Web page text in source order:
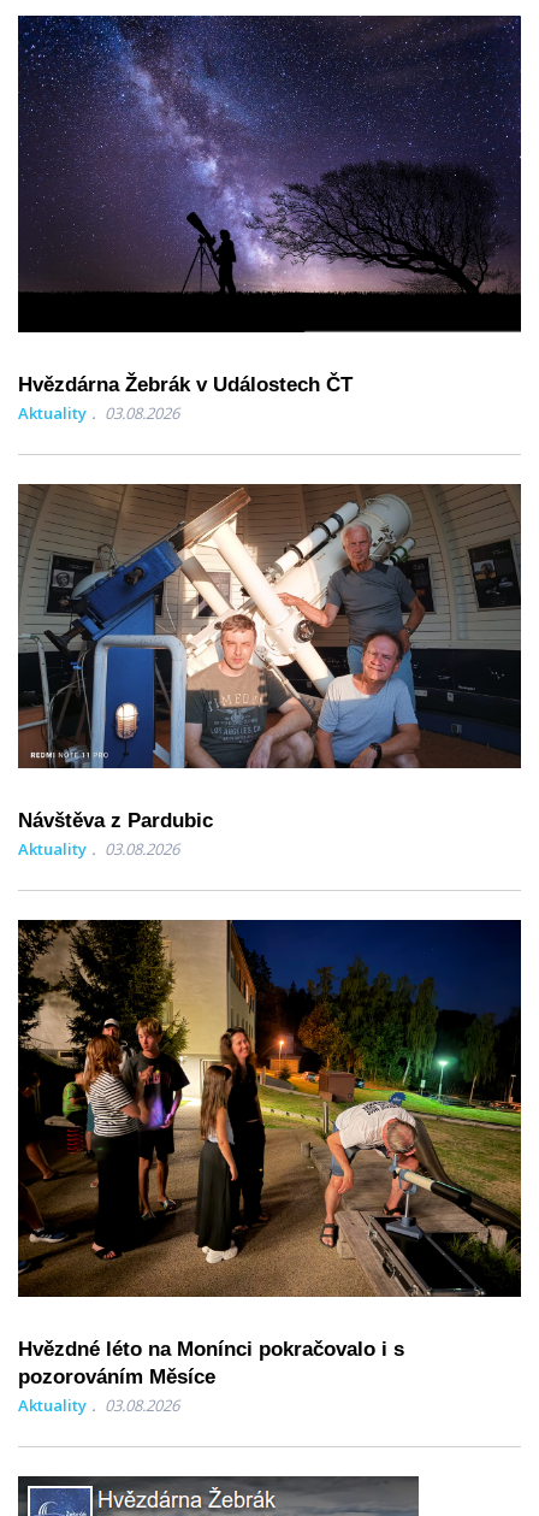
Hvězdárna Žebrák v Událostech ČT
Aktuality 03.08.2026
Návštěva z Pardubic
Aktuality 03.08.2026
Hvězdné léto na Monínci pokračovalo i s
pozorováním Měsíce
Aktuality 03.08.2026